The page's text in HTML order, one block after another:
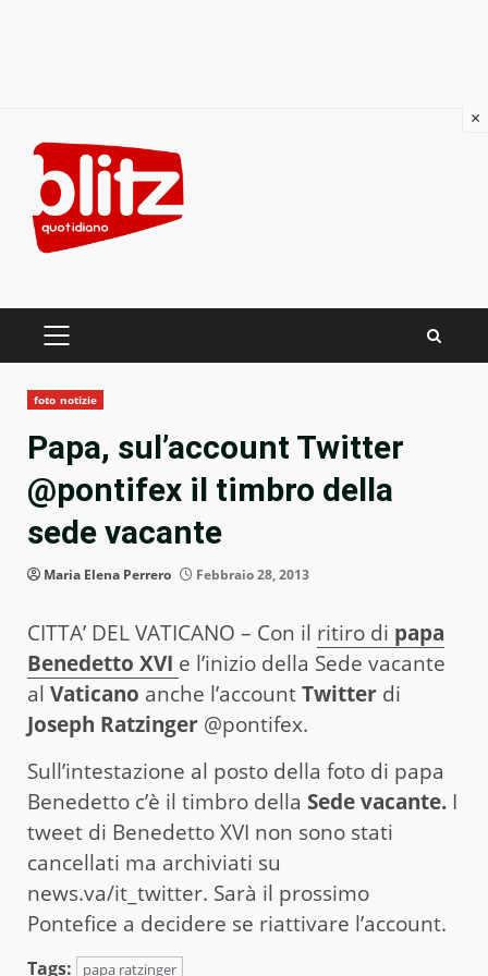
content
PRIMARY
foto notizie
Papa, sul’account Twitter
@pontifex il timbro della
sede vacante
Maria Elena Perrero Febbraio 28, 2013
CITTA’ DEL VATICANO – Con il ritiro di papa
Benedetto XVI e l’inizio della Sede vacante
al Vaticano anche l’accountTwitter di
Joseph Ratzinger @pontifex.
Sull’intestazione al posto della foto di papa
Benedetto c’è il timbro della Sede vacante. I
tweet di Benedetto XVI non sono stati
cancellati ma archiviati su
news.va/it_twitter. Sarà il prossimo
Pontefice a decidere se riattivare l’account.
Tags: papa ratzinger
×